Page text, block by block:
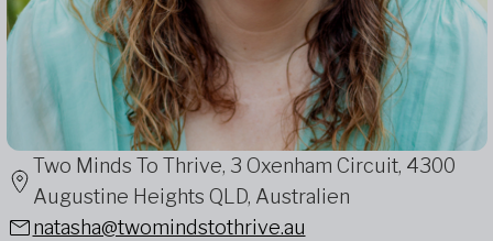
Two Minds To Thrive, 3 Oxenham Circuit, 4300
Augustine Heights QLD, Australien
natasha@twomindstothrive.au